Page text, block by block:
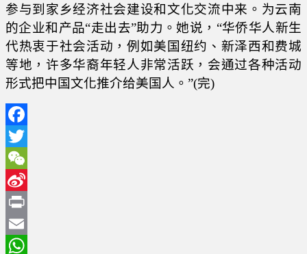
参与到家乡经济社会建设和文化交流中来。为云南
的企业和产品“走出去”助力。她说，“华侨华人新生
代热衷于社会活动，例如美国纽约、新泽西和费城
等地，许多华裔年轻人非常活跃，会通过各种活动
形式把中国文化推介给美国人。”(完)
Facebook
Twitter
WeChat
Sina
Weibo
Print
Email